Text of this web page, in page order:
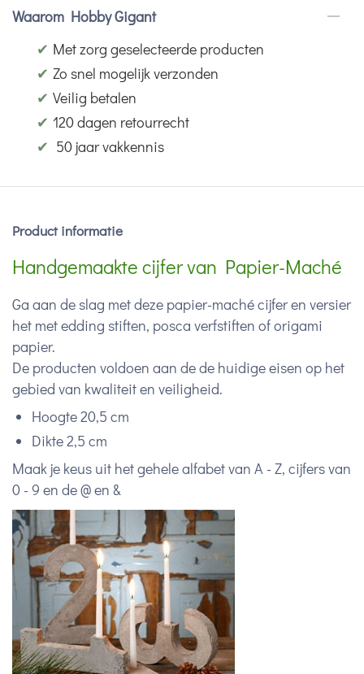
Waarom Hobby Gigant
✔ Met zorg geselecteerde producten
✔ Zo snel mogelijk verzonden
✔ Veilig betalen
✔ 120 dagen retourrecht
✔ 50 jaar vakkennis
Product informatie
Handgemaakte cijfer van Papier-Maché
Ga aan de slag met deze papier-maché cijfer en versier
het met edding stiften, posca verfstiften of origami
papier.
De producten voldoen aan de de huidige eisen op het
gebied van kwaliteit en veiligheid.
Hoogte 20,5 cm
Dikte 2,5 cm
Maak je keus uit het gehele alfabet van A - Z, cijfers van
0 - 9 en de @ en &